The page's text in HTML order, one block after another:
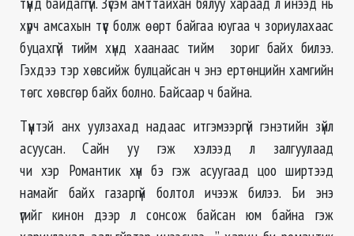
хүрч амсахын түүс болж өөрт байгаа юугаа ч зориулахаас
буцахгүй тийм хүнд хаанаас тийм зориг байх билээ.
Гэхдээ тэр хөвсийж булцайсан ч энэ ертөнцийн хамгийн
төгс хөвсгөр байх болно. Байсаар ч байна.
Түүнтэй анх уулзахад надаас итгэмээргүй гэнэтийн зүйл
асуусан. Сайн уу гэж хэлээд л залгуулаад
чи хэр Романтик хүн бэ гэж асуугаад цоо ширтээд
намайг байх газаргүй болтол ичээж билээ. Би энэ
үгийг кинон дээр л сонсож байсан юм байна гэж